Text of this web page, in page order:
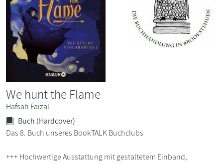
We hunt the Flame
Hafsah Faizal
Buch (Hardcover)
Das 8. Buch unseres BookTALK Buchclubs
+++ Hochwertige Ausstattung mit gestaltetem Einband,